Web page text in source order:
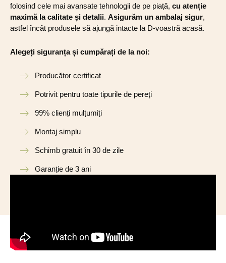
folosind cele mai avansate tehnologii de pe piață, cu atenție
maximă la calitate și detalii. Asigurăm un ambalaj sigur,
astfel încât produsele să ajungă intacte la D-voastră acasă.
Alegeți siguranța și cumpărați de la noi:
Producător certificat
Potrivit pentru toate tipurile de pereți
99% clienți mulțumiți
Montaj simplu
Schimb gratuit în 30 de zile
Garanție de 3 ani